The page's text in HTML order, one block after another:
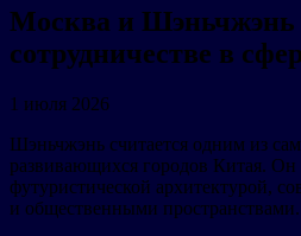
Москва и Шэньчжэнь
сотрудничестве в
1 июля 2026
Шэньчжэнь считается одним из
развивающихся городов Китая. Он
футуристической архитектурой,
и общественными пространствами.